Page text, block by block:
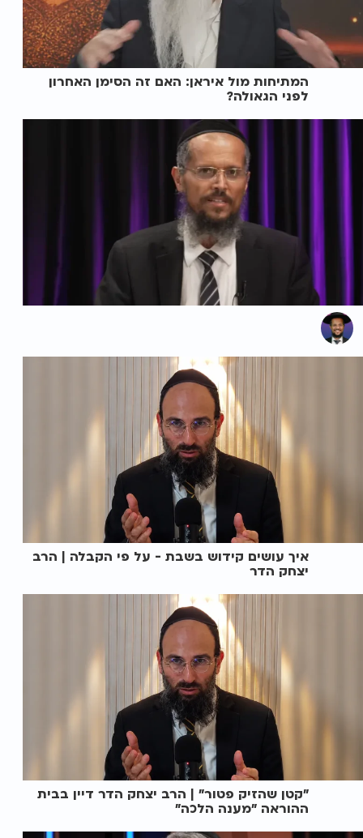
המתיחות מול איראן: האם זה הסימן האחרון
לפני הגאולה?
איך עושים קידוש בשבת - על פי הקבלה | הרב
יצחק הדר
"קטן שהזיק פטור" | הרב יצחק הדר דיין בבית
ההוראה "מענה הלכה"